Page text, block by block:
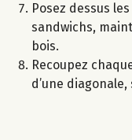
Posez dessus
sandwichs,
bois.
Recoupez
d’une